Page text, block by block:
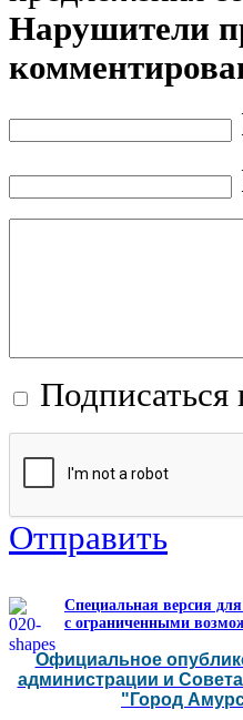
Нарушители
Отправить
Специальная версия
с ограниченными
Официальное
администрации и
"Город